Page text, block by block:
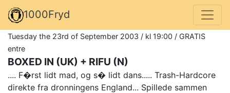
1000Fryd
Tuesday the 23rd of September 2003 / kl 19:00 / GRATIS
entre
BOXED IN (UK) + RIFU (N)
.... F�rst lidt mad, og s� lidt dans..... Trash-Hardcore
direkte fra dronningens England... Spillede sammen